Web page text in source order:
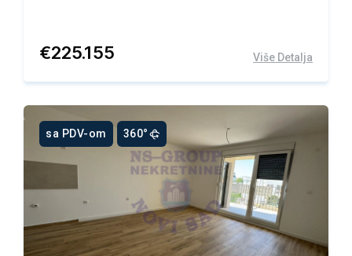
€225.155 Više Detalja
sa PDV-om 360°